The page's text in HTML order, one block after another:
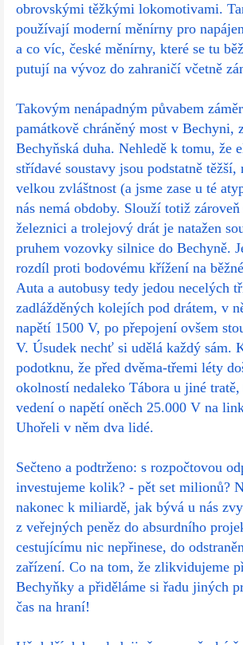
obrovskými těžkými lokomotivami.
používají moderní měnírny pro
a co víc, české měnírny, které se tu
putují na vývoz do zahraničí včetně
Takovým nenápadným půvabem
památkově chráněný most v Bechyni,
Bechyňská duha. Nehledě k tomu, že
střídavé soustavy jsou podstatně těžší,
velkou zvláštnost (a jsme zase u té
nás nemá obdoby. Slouží totiž
železnici a trolejový drát je natažen
pruhem vozovky silnice do Bechyně.
rozdíl proti bodovému křížení na
Auta a autobusy tedy jedou necelých
zadlážděných kolejích pod drátem, v
napětí 1500 V, po přepojení ovšem
V. Úsudek nechť si udělá každý sám.
podotknu, že před dvěma-třemi léty
okolností nedaleko Tábora u jiné
vedení o napětí oněch 25.000 V na
Uhořeli v něm dva lidé.
Sečteno a podtrženo: s rozpočtovou
investujeme kolik? - pět set milionů?
nakonec k miliardě, jak bývá u nás
z veřejných peněz do absurdního
cestujícímu nic nepřinese, do
zařízení. Co na tom, že zlikvidujeme
Bechyňky a přiděláme si řadu jiných
čas na hraní!